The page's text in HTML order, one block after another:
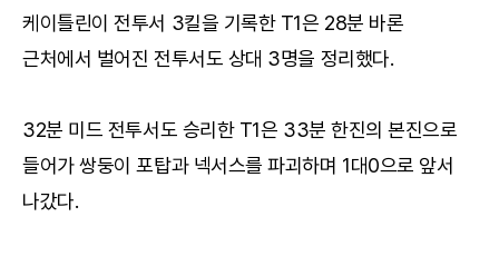
케이틀린이 전투서 3킬을 기록한 T1은 28분 바론
근처에서 벌어진 전투서도 상대 3명을 정리했다.
32분 미드 전투서도 승리한 T1은 33분 한진의 본진으로
들어가 쌍둥이 포탑과 넥서스를 파괴하며 1대0으로 앞서
나갔다.